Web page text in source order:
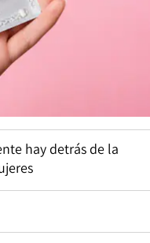
hay detrás de la